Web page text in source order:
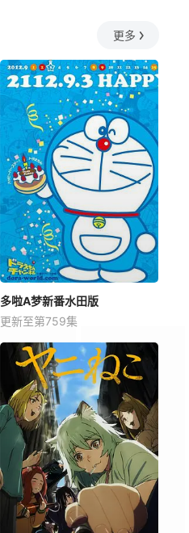
更多
多啦A梦新番水田版
更新至第759集